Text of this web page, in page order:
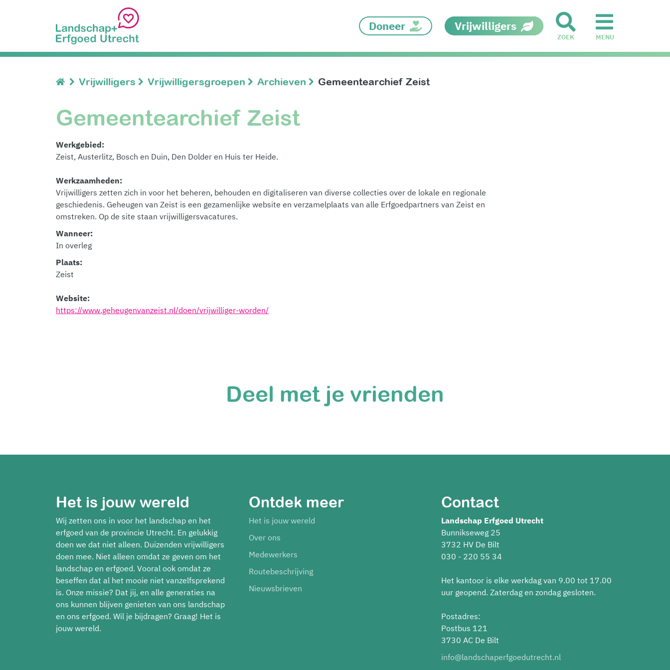
Doneer Vrijwilligers
ZOEK MENU
Vrijwilligers Vrijwilligersgroepen Archieven Gemeentearchief Zeist
Gemeentearchief Zeist
Werkgebied:
Zeist, Austerlitz, Bosch en Duin, Den Dolder en Huis ter Heide.
Werkzaamheden:
Vrijwilligers zetten zich in voor het beheren, behouden en digitaliseren van diverse collecties over de lokale en regionale
geschiedenis. Geheugen van Zeist is een gezamenlijke website en verzamelplaats van alle Erfgoedpartners van Zeist en
omstreken. Op de site staan vrijwilligersvacatures.
Wanneer:
In overleg
Plaats:
Zeist
Website:
https://www.geheugenvanzeist.nl/doen/vrijwilliger-worden/
Deel met je vrienden
Het is jouw wereld
Wij zetten ons in voor het landschap en het
erfgoed van de provincie Utrecht. En gelukkig
doen we dat niet alleen. Duizenden vrijwilligers
doen mee. Niet alleen omdat ze geven om het
landschap en erfgoed. Vooral ook omdat ze
beseffen dat al het mooie niet vanzelfsprekend
is. Onze missie? Dat jij, en alle generaties na
ons kunnen blijven genieten van ons landschap
en ons erfgoed. Wil je bijdragen? Graag! Het is
jouw wereld.
Ontdek meer
Het is jouw wereld
Over ons
Medewerkers
Routebeschrijving
Nieuwsbrieven
Contact
Landschap Erfgoed Utrecht
Bunnikseweg 25
3732 HV De Bilt
030 - 220 55 34
Het kantoor is elke werkdag van 9.00 tot 17.00
uur geopend. Zaterdag en zondag gesloten.
Postadres:
Postbus 121
3730 AC De Bilt
info@landschaperfgoedutrecht.nl